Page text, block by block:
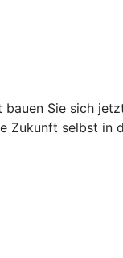
Sie sich
Zukunft selbst in